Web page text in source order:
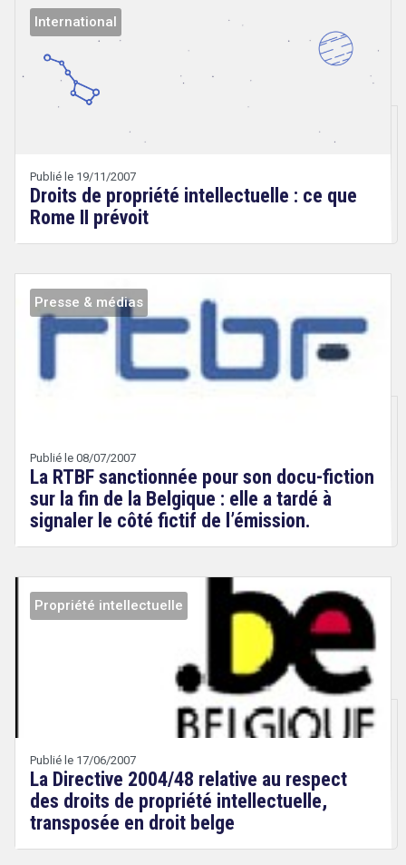
International
Publié le 19/11/2007
Droits de propriété intellectuelle : ce que
Rome II prévoit
Technologies
Presse & médias
Publié le 08/07/2007
La RTBF sanctionnée pour son docu-fiction
sur la fin de la Belgique : elle a tardé à
signaler le côté fictif de l’émission.
Propriété intellectuelle
Publié le 17/06/2007
La Directive 2004/48 relative au respect
des droits de propriété intellectuelle,
transposée en droit belge